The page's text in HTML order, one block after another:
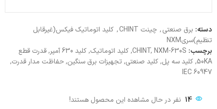
دسته: برق صنعتی, چینت CHINT , کلید اتوماتیک فیکس(غیرقابل
تنظیم)سریNXM
برچسب:
CHINT, NXM-630S, کلید اتوماتیک, کلید 630 آمپر, قدرت قطع
50KA, کلید سه پل, کلید صنعتی, تجهیزات برق سنگین, حفاظت مدار قدرت,
IEC 60947
14 نفر در حال مشاهده این محصول هستند!